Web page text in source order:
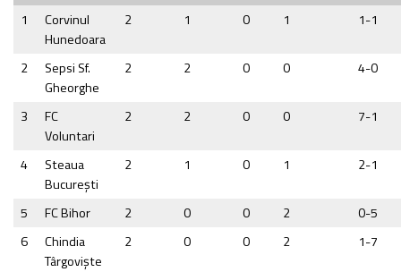
1
Corvinul
Hunedoara
2 1 0 1 1-1
2
Sepsi Sf.
Gheorghe
2 2 0 0 4-0
3
FC
Voluntari
2 2 0 0 7-1
4
Steaua
Bucureşti
2 1 0 1 2-1
5 FC Bihor 2 0 0 2
0-5
6
Chindia
Târgovişte
2 0 0 2 1-7